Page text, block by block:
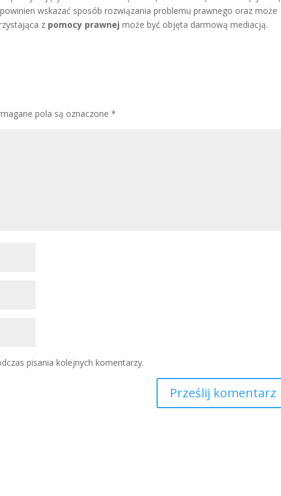
wskazać sposób rozwiązania problemu prawnego oraz może
z pomocy prawnej może być objęta darmową mediacją.
pola są oznaczone*
pisania kolejnych komentarzy.